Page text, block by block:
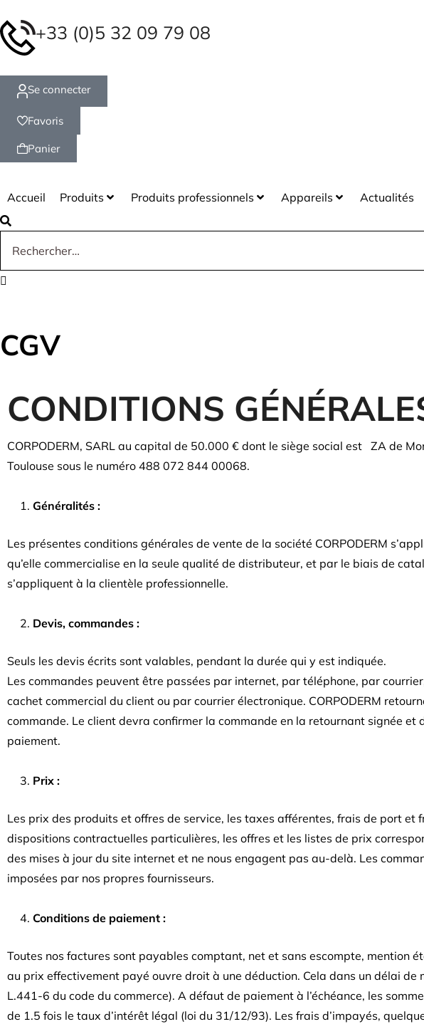
+33 (0)5 32 09 79 08
Se connecter
Favoris
Panier
Accueil Produits Produits professionnels Appareils Actualités
CGV
CONDITIONS
CORPODERM, SARL au capital de 50.000 € dont le siège social est ZA de
Toulouse sous le numéro 488 072 844 00068.
Généralités :
Les présentes conditions générales de vente de la société CORPODERM
qu’elle commercialise en la seule qualité de distributeur, et par le biais de
s’appliquent à la clientèle professionnelle.
Devis, commandes :
Seuls les devis écrits sont valables, pendant la durée qui y est indiquée.
Les commandes peuvent être passées par internet, par téléphone, par
cachet commercial du client ou par courrier électronique. CORPODERM
commande. Le client devra confirmer la commande en la retournant signée
paiement.
Prix :
Les prix des produits et offres de service, les taxes afférentes, frais de port et
dispositions contractuelles particulières, les offres et les listes de prix
des mises à jour du site internet et ne nous engagent pas au-delà. Les
imposées par nos propres fournisseurs.
Conditions de paiement :
Toutes nos factures sont payables comptant, net et sans escompte, mention
au prix effectivement payé ouvre droit à une déduction. Cela dans un délai
L.441-6 du code du commerce). A défaut de paiement à l’échéance, les
de 1.5 fois le taux d’intérêt légal (loi du 31/12/93). Les frais d’impayés,